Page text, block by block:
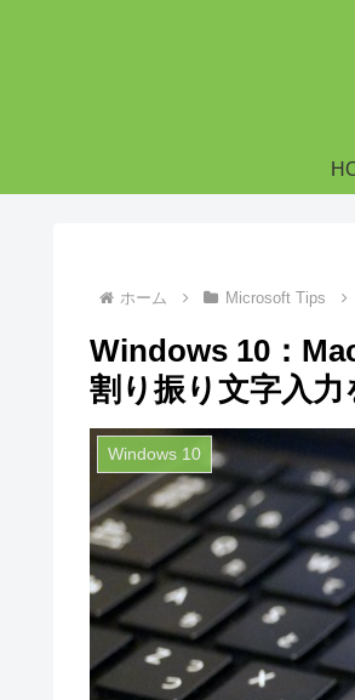
ホーム Microsoft Tips
Windows 10：
割り振り文字入
Windows 10